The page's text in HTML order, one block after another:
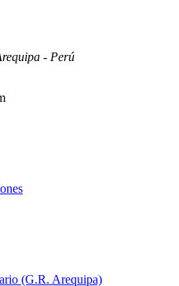
- Perú
(G.R. Arequipa)